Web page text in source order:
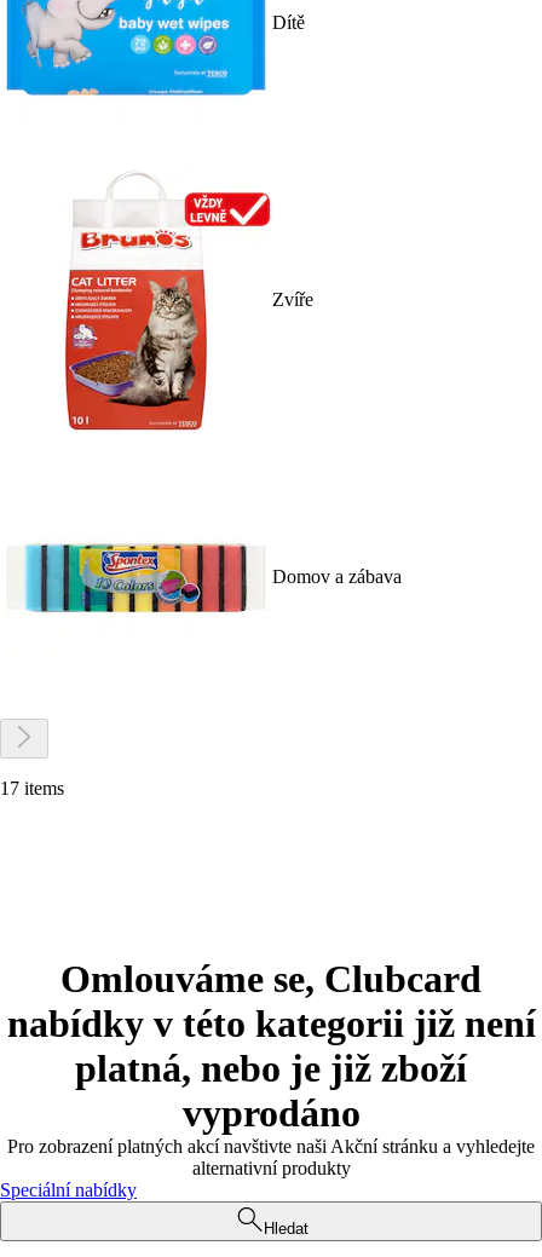
Dítě
Zvíře
Domov a zábava
17 items
Omlouváme se, Clubcard
nabídky v této kategorii již není
platná, nebo je již zboží
vyprodáno
Pro zobrazení platných akcí navštivte naši Akční stránku a vyhledejte
alternativní produkty
Speciální nabídky
Hledat